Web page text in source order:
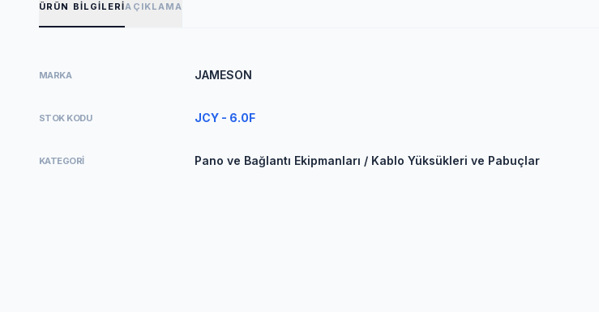
ÜRÜN BILGILERIAÇIKLAMA
MARKA JAMESON
STOK KODU JCY - 6.0F
KATEGORI Pano ve Bağlantı Ekipmanları / Kablo Yüksükleri ve Pabuçlar